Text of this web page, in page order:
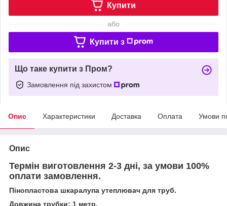
Купити
або
Купити з
Що таке купити з Пром?
Замовлення під захистом
Опис Характеристики Доставка Оплата Умови
Опис
Термін виготовлення 2-3 дні, за умови 100%
оплати замовлення.
Пінопластова шкаралупа утеплювач для труб.
Довжина трубки: 1 метр.